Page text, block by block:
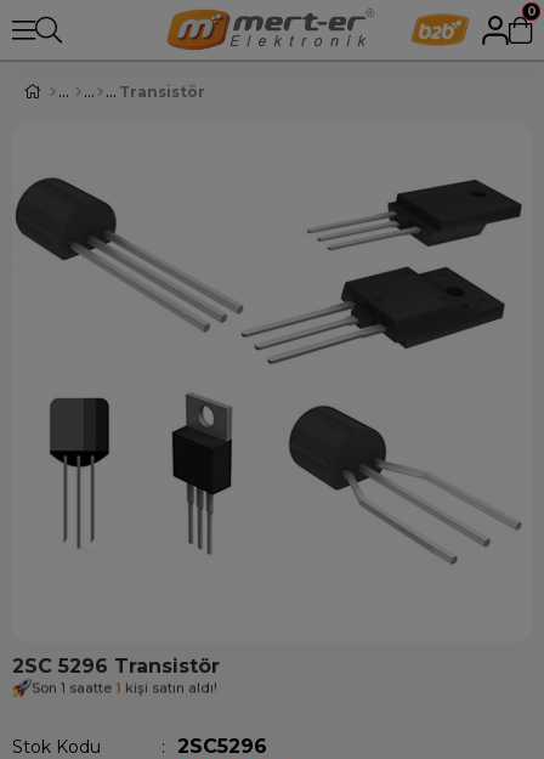
0
Transistör
2SC 5296 Transistör
Son 1 saatte 1 kişi satın aldı!
Stok Kodu 2SC5296